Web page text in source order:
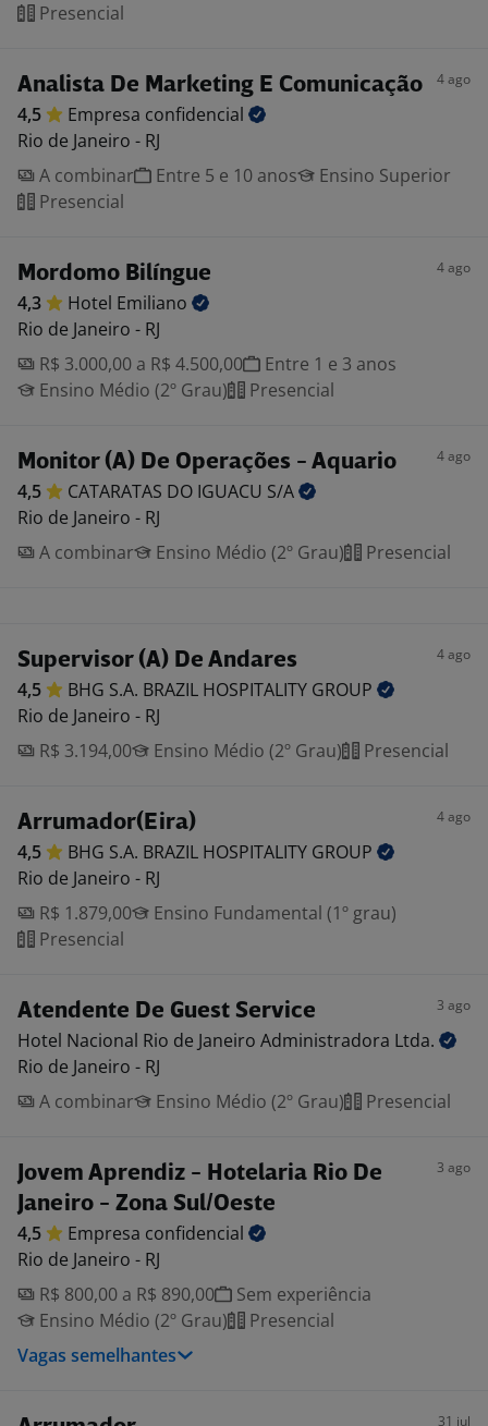
Presencial
Analista De Marketing E Comunicação 4 ago
4,5 Empresa confidencial
Rio de Janeiro - RJ
A combinar
Entre 5 e 10 anos
Ensino Superior
Presencial
Mordomo Bilíngue 4 ago
4,3 Hotel Emiliano
Rio de Janeiro - RJ
R$ 3.000,00 a R$ 4.500,00
Entre 1 e 3 anos
Ensino Médio (2º Grau)
Presencial
Monitor (A) De Operações - Aquario 4 ago
4,5 CATARATAS DO IGUACU S/A
Rio de Janeiro - RJ
A combinar
Ensino Médio (2º Grau) Presencial
Supervisor (A) De Andares 4 ago
4,5 BHG S.A. BRAZIL HOSPITALITY GROUP
Rio de Janeiro - RJ
R$ 3.194,00
Ensino Médio (2º Grau) Presencial
Arrumador(Eira) 4 ago
4,5 BHG S.A. BRAZIL HOSPITALITY GROUP
Rio de Janeiro - RJ
R$ 1.879,00
Ensino Fundamental (1º grau)
Presencial
Atendente De Guest Service 3 ago
Hotel Nacional Rio de Janeiro Administradora Ltda.
Rio de Janeiro - RJ
A combinar
Ensino Médio (2º Grau) Presencial
Jovem Aprendiz - Hotelaria Rio De
Janeiro - Zona Sul/Oeste
3 ago
4,5 Empresa confidencial
Rio de Janeiro - RJ
R$ 800,00 a R$ 890,00
Sem experiência
Ensino Médio (2º Grau)
Presencial
Vagas semelhantes
31 jul